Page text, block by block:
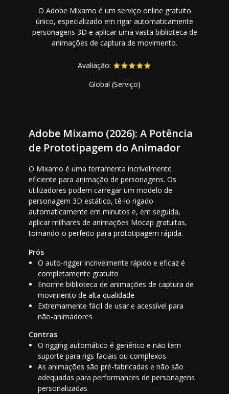
O Adobe Mixamo é um serviço online gratuito
único, especializado em rigar automaticamente
personagens 3D e aplicar uma vasta biblioteca de
animações de captura de movimento.
Avaliação:
Global (Serviço)
Adobe Mixamo (2026): A Potência
de Prototipagem do Animador
O Mixamo é uma ferramenta incrivelmente
eficiente para animação de personagens. Os
utilizadores podem carregar um modelo de
personagem 3D estático, tê-lo rigado
automaticamente em minutos e, em seguida,
aplicar milhares de animações Mocap gratuitas,
tornando-o perfeito para prototipagem rápida.
Prós
O auto-rigger incrivelmente rápido e eficaz é
completamente gratuito
Enorme biblioteca de animações de captura de
movimento de alta qualidade
Extremamente fácil de usar e acessível para
não-animadores
Contras
O rigging automático é genérico e não tem
suporte para rigs faciais ou complexos
As animações são pré-fabricadas e não são
adequadas para performances de personagens
personalizadas